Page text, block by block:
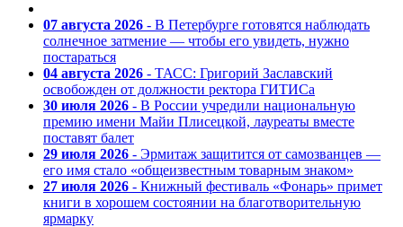
07 августа 2026 - В Петербурге готовятся наблюдать
солнечное затмение — чтобы его увидеть, нужно
постараться
04 августа 2026 - ТАСС: Григорий Заславский
освобожден от должности ректора ГИТИСа
30 июля 2026 - В России учредили национальную
премию имени Майи Плисецкой, лауреаты вместе
поставят балет
29 июля 2026 - Эрмитаж защитится от самозванцев —
его имя стало «общеизвестным товарным знаком»
27 июля 2026 - Книжный фестиваль «Фонарь» примет
книги в хорошем состоянии на благотворительную
ярмарку